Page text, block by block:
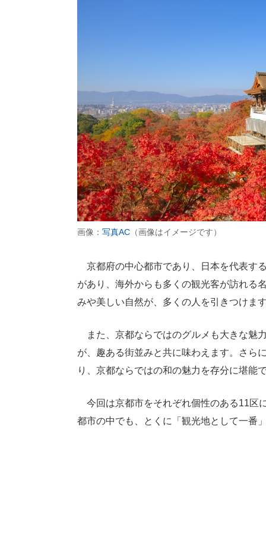
画像： 写真AC （画像はイメージです）
京都府の中心都市であり、日本を代表す
があり、海外からも多くの観光客が訪れる
みや美しい自然が、多くの人を引きつけま
また、京都ならではのグルメも大きな魅
が、趣ある街並みと共に味わえます。さら
り、京都ならではの和の魅力を存分に堪能
今回は京都市をそれぞれ個性のある11区
都市の中でも、とくに「観光地として一番